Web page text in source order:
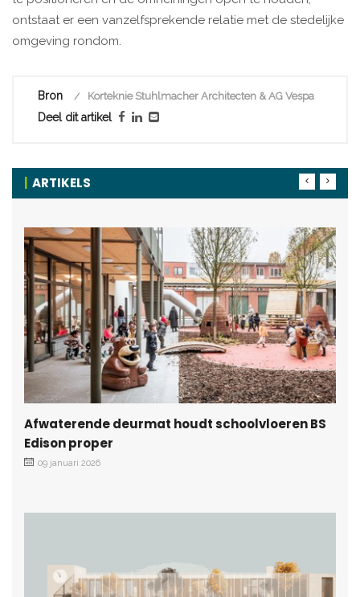
ontstaat er een vanzelfsprekende relatie met de stedelijke
omgeving rondom.
Bron Korteknie Stuhlmacher Architecten & AG Vespa
Deel dit artikel
ARTIKELS
Afwaterende deurmat houdt schoolvloeren BS
Edison proper
09 januari 2026